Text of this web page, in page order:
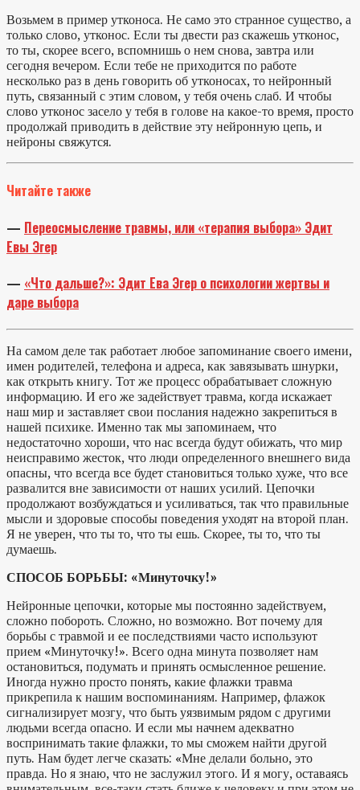
Возьмем в пример утконоса. Не само это странное существо, а
только слово, утконос. Если ты двести раз скажешь утконос,
то ты, скорее всего, вспомнишь о нем снова, завтра или
сегодня вечером. Если тебе не приходится по работе
несколько раз в день говорить об утконосах, то нейронный
путь, связанный с этим словом, у тебя очень слаб. И чтобы
слово утконос засело у тебя в голове на какое-то время, просто
продолжай приводить в действие эту нейронную цепь, и
нейроны свяжутся.
Читайте также
— Переосмысление травмы, или «терапия выбора» Эдит
Евы Эгер
— «Что дальше?»: Эдит Ева Эгер о психологии жертвы и
даре выбора
На самом деле так работает любое запоминание своего имени,
имен родителей, телефона и адреса, как завязывать шнурки,
как открыть книгу. Тот же процесс обрабатывает сложную
информацию. И его же задействует травма, когда искажает
наш мир и заставляет свои послания надежно закрепиться в
нашей психике. Именно так мы запоминаем, что
недостаточно хороши, что нас всегда будут обижать, что мир
неисправимо жесток, что люди определенного внешнего вида
опасны, что всегда все будет становиться только хуже, что все
развалится вне зависимости от наших усилий. Цепочки
продолжают возбуждаться и усиливаться, так что правильные
мысли и здоровые способы поведения уходят на второй план.
Я не уверен, что ты то, что ты ешь. Скорее, ты то, что ты
думаешь.
СПОСОБ БОРЬБЫ: «Минуточку!»
Нейронные цепочки, которые мы постоянно задействуем,
сложно побороть. Сложно, но возможно. Вот почему для
борьбы с травмой и ее последствиями часто используют
прием «Минуточку!». Всего одна минута позволяет нам
остановиться, подумать и принять осмысленное решение.
Иногда нужно просто понять, какие флажки травма
прикрепила к нашим воспоминаниям. Например, флажок
сигнализирует мозгу, что быть уязвимым рядом с другими
людьми всегда опасно. И если мы начнем адекватно
воспринимать такие флажки, то мы сможем найти другой
путь. Нам будет легче сказать: «Мне делали больно, это
правда. Но я знаю, что не заслужил этого. И я могу, оставаясь